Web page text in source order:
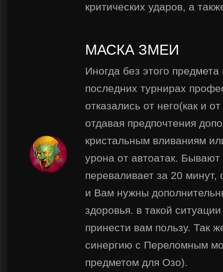
критических ударов, а
МАСКА ЗМЕИ
Иногда без этого
последних турнирах
отказались от него(как и
отдавая предпочтения
кристальным вливаниям
урона от автоатак. Бывают
переваливает за 20 минут,
и Вам нужны
здоровья. в такой
принести вам пользу. Так
синергию с Переломным
предметом для Озо).